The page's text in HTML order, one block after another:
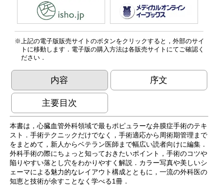
上記の電子版販売サイトのボタンをクリックすると，外部のサイ
トに移動します．電子版の購入方法は各販売サイトにてご確認く
ださい．
内容 序文
主要目次
本書は，心臓血管外科領域で最もポピュラーな弁膜症手術のテキ
スト．手術テクニックだけでなく，手術適応から周術期管理まで
をまとめて，新人からベテラン医師まで幅広い読者向けに編集．
外科手術の際にちょっと知っておきたいポイント，手術のコツや
陥りやすい落とし穴をわかりやすく解説．カラー写真や美しいシ
ェーマによる魅力的なレイアウト構成とともに，一流の外科医の
知恵と技術が余すことなく学べる1冊．